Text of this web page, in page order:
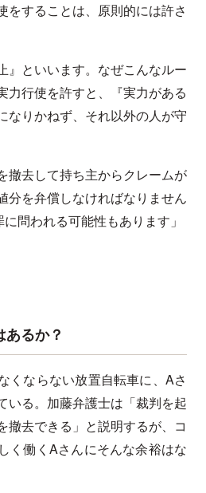
をすることは、原則的には許さ
』といいます。なぜこんなルー
力行使を許すと、『実力がある
なりかねず、それ以外の人が守
撤去して持ち主からクレームが
分を弁償しなければなりません
問われる可能性もあります」
るか？
くならない放置自転車に、Aさ
いる。加藤弁護士は「裁判を起
撤去できる」と説明するが、コ
く働くAさんにそんな余裕はな